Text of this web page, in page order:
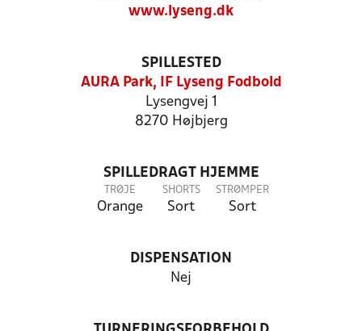
www.lyseng.dk
SPILLESTED
AURA Park, IF Lyseng Fodbold
Lysengvej 1
8270 Højbjerg
SPILLEDRAGT HJEMME
TRØJE
Orange
SHORTS
Sort
STRØMPER
Sort
DISPENSATION
Nej